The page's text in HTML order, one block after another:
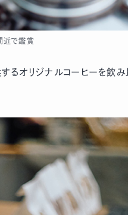
近で鑑賞
るオリジナルコーヒーを飲